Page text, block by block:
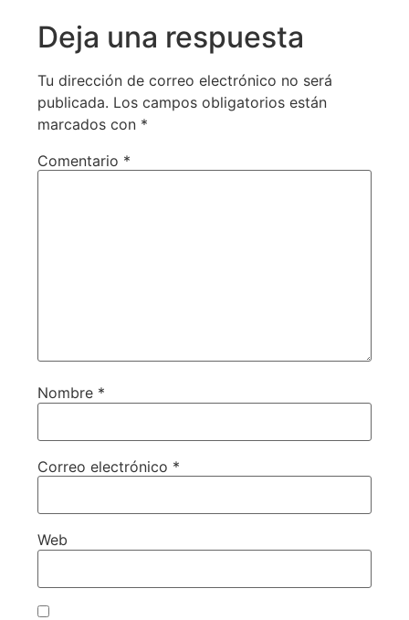
Deja una respuesta
Tu dirección de correo electrónico no será
publicada. Los campos obligatorios están
marcados con *
Comentario *
Nombre *
Correo electrónico *
Web